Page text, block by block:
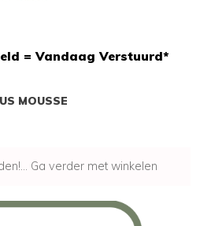
een veilige omgeving
MOUSSE
Ga verder met winkelen